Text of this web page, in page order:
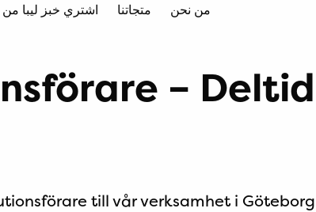
من نحن متجاتنا اشتري خبز ليبا من
– Deltid
till vår verksamhet i Göteborg.